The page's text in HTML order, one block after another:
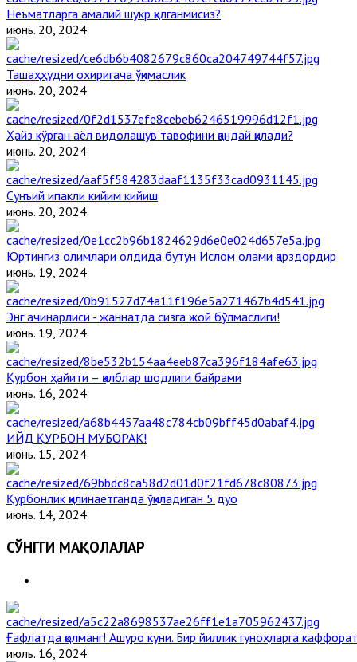
Неъматларга амалий шукр қилганмисиз?
июнь. 20, 2024
Ташаҳҳудни охиригача ўқимаслик
июнь. 20, 2024
Ҳайз кўрган аёл видолашув тавофини қандай қилади?
июнь. 20, 2024
Сунъий ипакли кийим кийиш
июнь. 20, 2024
Юртингиз олимлари олдида бутун Ислом олами қарздордир
июнь. 19, 2024
Энг ачинарлиси - жаннатда сизга жой бўлмаслиги!
июнь. 19, 2024
Қурбон ҳайити – қалблар шодлиги байрами
июнь. 16, 2024
ИЙД ҚУРБОН МУБОРАК!
июнь. 15, 2024
Қурбонлик қилинаётганда ўқиладиган 5 дуо
июнь. 14, 2024
СЎНГГИ МАҚОЛАЛАР
Ғафлатда қолманг! Ашуро куни. Бир йиллик гуноҳларга
июль. 16, 2024